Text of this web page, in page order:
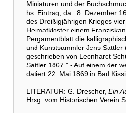
Miniaturen und der
hs. Eintrag, dat. 8. Dezember
des Dreißigjährigen Krieges
Heimatkloster einem
Pergamentblatt die
und Kunstsammler Jens
geschrieben von Leonhardt
Sattler 1867." - Auf einem der
datiert 22. Mai 1869 in Bad
LITERATUR: G. Drescher, Ein
Hrsg. vom Historischen Verein